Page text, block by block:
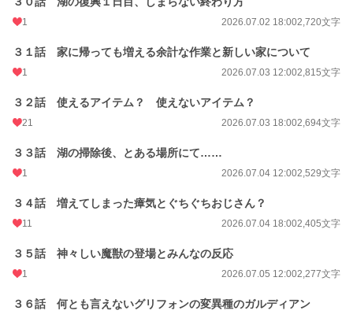
1 2026.07.02 18:002,720文字
３１話 家に帰っても増える余計な作業と新しい家について
1 2026.07.03 12:002,815文字
３２話 使えるアイテム？ 使えないアイテム？
21 2026.07.03 18:002,694文字
３３話 湖の掃除後、とある場所にて……
1 2026.07.04 12:002,529文字
３４話 増えてしまった瘴気とぐちぐちおじさん？
11 2026.07.04 18:002,405文字
３５話 神々しい魔獣の登場とみんなの反応
1 2026.07.05 12:002,277文字
３６話 何とも言えないグリフォンの変異種のガルディアン